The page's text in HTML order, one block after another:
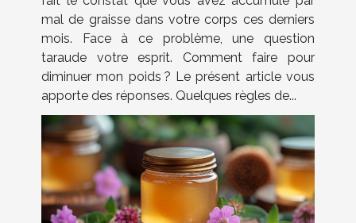
mal de graisse dans votre corps ces derniers
mois. Face à ce problème, une question
taraude votre esprit. Comment faire pour
diminuer mon poids ? Le présent article vous
apporte des réponses. Quelques règles de...